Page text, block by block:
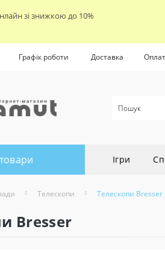
зі знижкою до 10%
Графік роботи Доставка
Ігри
Телескопи Телескопи Bresser
Bresser